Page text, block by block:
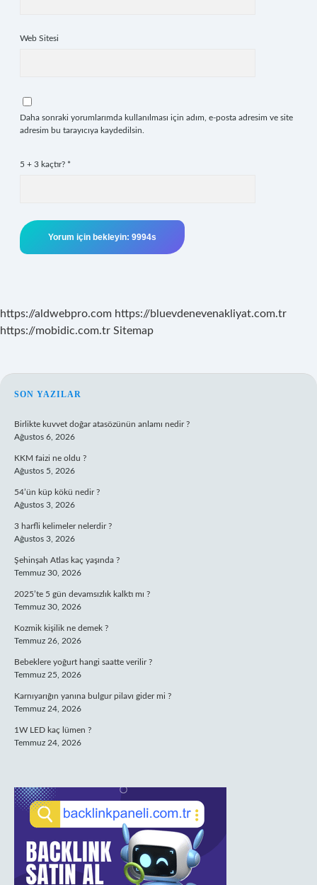
Web Sitesi
Daha sonraki yorumlarımda kullanılması için adım, e-posta adresim ve site
adresim bu tarayıcıya kaydedilsin.
5 + 3 kaçtır? *
https://aldwebpro.com https://bluevdenevenakliyat.com.tr
https://mobidic.com.tr Sitemap
SIDEBAR
SON YAZILAR
Birlikte kuvvet doğar atasözünün anlamı nedir ?
Ağustos 6, 2026
KKM faizi ne oldu ?
Ağustos 5, 2026
54’ün küp kökü nedir ?
Ağustos 3, 2026
3 harfli kelimeler nelerdir ?
Ağustos 3, 2026
Şehinşah Atlas kaç yaşında ?
Temmuz 30, 2026
2025’te 5 gün devamsızlık kalktı mı ?
Temmuz 30, 2026
Kozmik kişilik ne demek ?
Temmuz 26, 2026
Bebeklere yoğurt hangi saatte verilir ?
Temmuz 25, 2026
Karnıyarığın yanına bulgur pilavı gider mi ?
Temmuz 24, 2026
1W LED kaç lümen ?
Temmuz 24, 2026